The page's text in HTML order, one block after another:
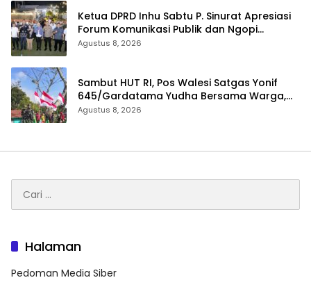
Ketua DPRD Inhu Sabtu P. Sinurat Apresiasi
Forum Komunikasi Publik dan Ngopi
Bersama Kejari Inhu
Agustus 8, 2026
Sambut HUT RI, Pos Walesi Satgas Yonif
645/Gardatama Yudha Bersama Warga,
Kibarkan Merah Putih di Bukit Walesi
Agustus 8, 2026
untuk:
Halaman
Pedoman Media Siber